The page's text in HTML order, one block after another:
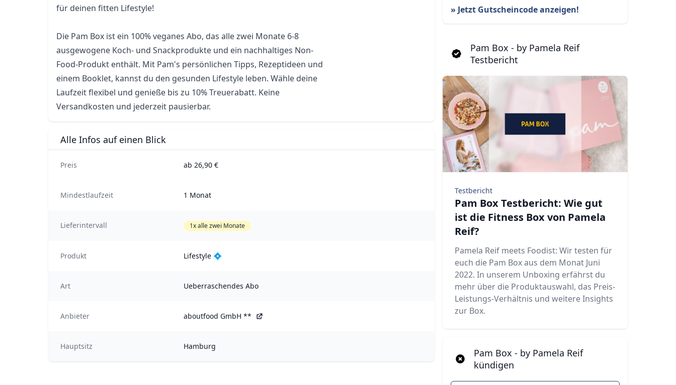
für deinen fitten Lifestyle!
Die Pam Box ist ein 100% veganes Abo, das alle zwei Monate 6-8
ausgewogene Koch- und Snackprodukte und ein nachhaltiges Non-
Food-Produkt enthält. Mit Pam's persönlichen Tipps, Rezeptideen und
einem Booklet, kannst du den gesunden Lifestyle leben. Wähle deine
Laufzeit flexibel und genieße bis zu 10% Treuerabatt. Keine
Versandkosten und jederzeit pausierbar.
Alle Infos auf einen Blick
Preis ab 26,90 €
Mindestlaufzeit 1 Monat
Lieferintervall 1x alle zwei Monate
Produkt Lifestyle 💠
Art Ueberraschendes Abo
Anbieter aboutfood GmbH **
Hauptsitz Hamburg
» Jetzt Gutscheincode anzeigen!
Pam Box - by Pamela Reif
Testbericht
Testbericht
Pam Box Testbericht: Wie gut
ist die Fitness Box von Pamela
Reif?
Pamela Reif meets Foodist: Wir testen für
euch die Pam Box aus dem Monat Juni
2022. In unserem Unboxing erfährst du
mehr über die Produktauswahl, das Preis-
Leistungs-Verhältnis und weitere Insights
zur Box.
Pam Box - by Pamela Reif
kündigen